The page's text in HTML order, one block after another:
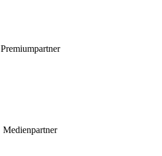
Premiumpartner
Medienpartner